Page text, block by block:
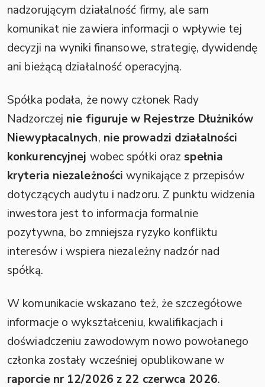
nadzorującym działalność firmy, ale sam
komunikat nie zawiera informacji o wpływie tej
decyzji na wyniki finansowe, strategię, dywidendę
ani bieżącą działalność operacyjną.
Spółka podała, że nowy członek Rady
Nadzorczej nie figuruje w Rejestrze Dłużników
Niewypłacalnych, nie prowadzi działalności
konkurencyjnej wobec spółki oraz spełnia
kryteria niezależności wynikające z przepisów
dotyczących audytu i nadzoru. Z punktu widzenia
inwestora jest to informacja formalnie
pozytywna, bo zmniejsza ryzyko konfliktu
interesów i wspiera niezależny nadzór nad
spółką.
W komunikacie wskazano też, że szczegółowe
informacje o wykształceniu, kwalifikacjach i
doświadczeniu zawodowym nowo powołanego
członka zostały wcześniej opublikowane w
raporcie nr 12/2026 z 22 czerwca 2026.